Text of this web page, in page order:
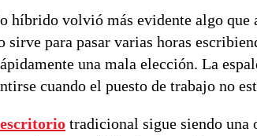
híbrido volvió más evidente algo que
sirve para pasar varias horas
una mala elección. La
cuando el puesto de trabajo no
tradicional sigue siendo una